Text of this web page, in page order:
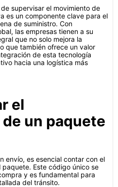
supervisar el movimiento de
es un componente clave para el
de suministro. Con
las empresas tienen a su
que no solo mejora la
que también ofrece un valor
de esta tecnología
hacia una logística más
el
un paquete
envío, es esencial contar con el
Este código único se
y es fundamental para
del tránsito.